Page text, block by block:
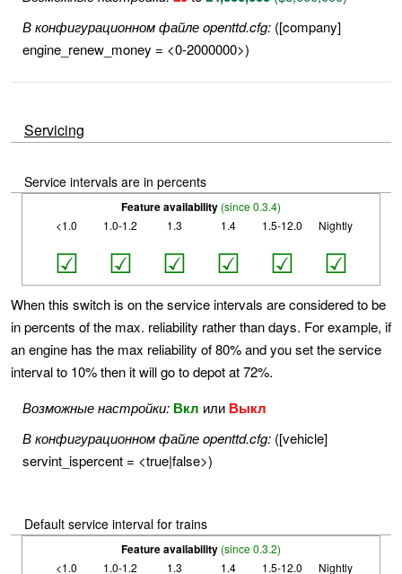
В конфигурационном файле openttd.cfg: ([company]
engine_renew_money = <0-2000000>)
Servicing
Service intervals are in percents
Feature availability (since 0.3.4)
<1.0
☑
1.0-1.2
☑
1.3
☑
1.4
☑
1.5-12.0
☑
Nightly
☑
When this switch is on the service intervals are considered to be
in percents of the max. reliability rather than days. For example, if
an engine has the max reliability of 80% and you set the service
interval to 10% then it will go to depot at 72%.
Возможные настройки: Вкл или Выкл
В конфигурационном файле openttd.cfg: ([vehicle]
servint_ispercent = <true|false>)
Default service interval for trains
Feature availability (since 0.3.2)
<1.0
1.0-1.2 1.3 1.4 1.5-12.0 Nightly